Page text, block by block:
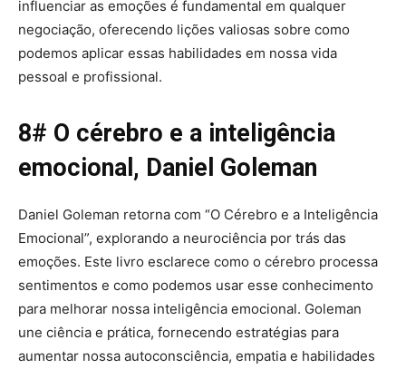
influenciar as emoções é fundamental em qualquer
negociação, oferecendo lições valiosas sobre como
podemos aplicar essas habilidades em nossa vida
pessoal e profissional.
8# O cérebro e a inteligência
emocional, Daniel Goleman
Daniel Goleman retorna com “O Cérebro e a Inteligência
Emocional”, explorando a neurociência por trás das
emoções. Este livro esclarece como o cérebro processa
sentimentos e como podemos usar esse conhecimento
para melhorar nossa inteligência emocional. Goleman
une ciência e prática, fornecendo estratégias para
aumentar nossa autoconsciência, empatia e habilidades